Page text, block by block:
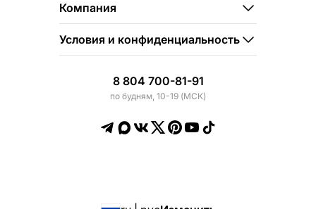
Компания
Условия и конфиденциальность
8 804 700-81-91
по будням, 10-19 (МСК)